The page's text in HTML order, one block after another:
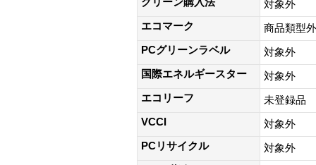
対象外
エコマーク
商品類型外
PCグリーンラベル
対象外
国際エネルギースター
対象外
エコリーフ
未登録品
VCCI
対象外
PCリサイクル
対象外